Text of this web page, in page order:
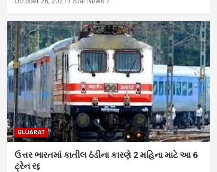
GUJARAT
ઉત્તર ભારતમાં કાતીલ ઠંડીના કારણે 2 મહિના માટે આ 6
ટ્રેન રદ્દ